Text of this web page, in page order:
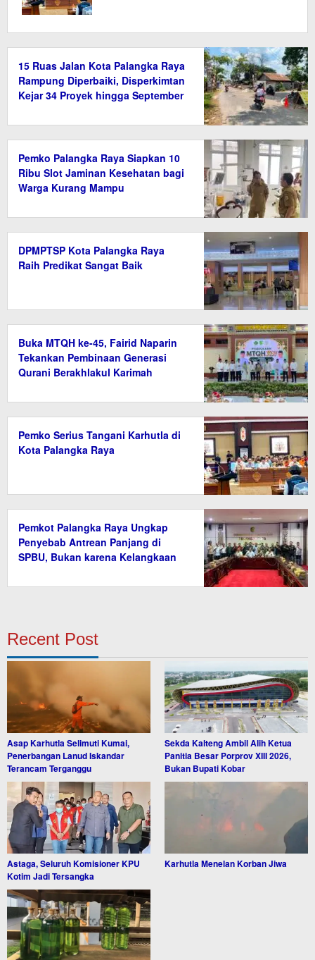
15 Ruas Jalan Kota Palangka Raya
Rampung Diperbaiki, Disperkimtan
Kejar 34 Proyek hingga September
Pemko Palangka Raya Siapkan 10
Ribu Slot Jaminan Kesehatan bagi
Warga Kurang Mampu
DPMPTSP Kota Palangka Raya
Raih Predikat Sangat Baik
Buka MTQH ke-45, Fairid Naparin
Tekankan Pembinaan Generasi
Qurani Berakhlakul Karimah
Pemko Serius Tangani Karhutla di
Kota Palangka Raya
Pemkot Palangka Raya Ungkap
Penyebab Antrean Panjang di
SPBU, Bukan karena Kelangkaan
Recent Post
Asap Karhutla Selimuti Kumai,
Penerbangan Lanud Iskandar
Terancam Terganggu
Sekda Kalteng Ambil Alih Ketua
Panitia Besar Porprov XIII 2026,
Bukan Bupati Kobar
Astaga, Seluruh Komisioner KPU
Kotim Jadi Tersangka
Karhutla Menelan Korban Jiwa